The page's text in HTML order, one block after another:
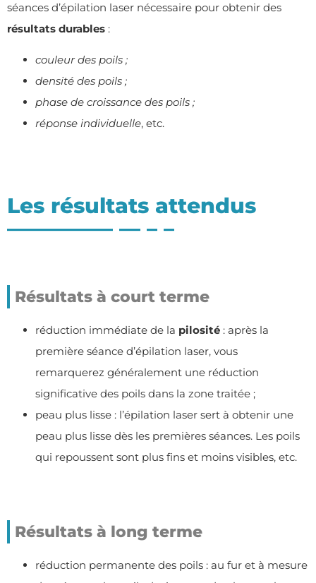
séances d’épilation laser nécessaire pour obtenir des
résultats durables :
couleur des poils ;
densité des poils ;
phase de croissance des poils ;
réponse individuelle, etc.
Les résultats attendus
Résultats à court terme
réduction immédiate de la pilosité : après la
première séance d’épilation laser, vous
remarquerez généralement une réduction
significative des poils dans la zone traitée ;
peau plus lisse : l’épilation laser sert à obtenir une
peau plus lisse dès les premières séances. Les poils
qui repoussent sont plus fins et moins visibles, etc.
Résultats à long terme
réduction permanente des poils : au fur et à mesure